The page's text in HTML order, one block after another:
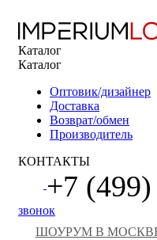
Каталог
Каталог
Оптовик/дизайнер
Доставка
Возврат/обмен
Производитель
КОНТАКТЫ
+7
звонок
ШОУРУМ В